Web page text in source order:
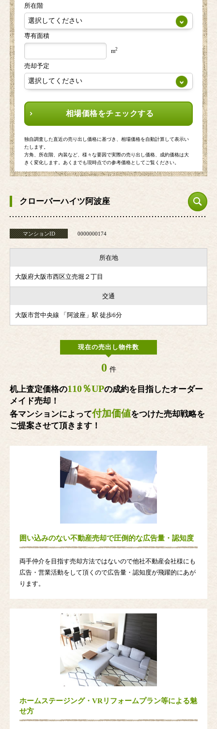
所在階
専有面積
m2
売却予定
相場価格をチェックする
独自調査した直近の売り出し価格に基づき、相場価格を自動計算して表示い
たします。
方角、所在階、内装など、様々な要因で実際の売り出し価格、成約価格は大
きく変化します。あくまでも現時点での参考価格としてご覧ください。
クローバーハイツ阿波座
マンションID 0000000174
所在地
大阪府大阪市西区立売堀２丁目
交通
大阪市営中央線 「阿波座」駅 徒歩6分
現在の売出し物件数
0 件
机上査定価格の110％UPの成約を目指したオーダー
メイド売却！
各マンションによって付加価値をつけた売却戦略を
ご提案させて頂きます！
囲い込みのない不動産売却で圧倒的な広告量・認知度
両手仲介を目指す売却方法ではないので他社不動産会社様にも
広告・営業活動をして頂くので広告量・認知度が飛躍的にあが
ります。
ホームステージング・VRリフォームプラン等による魅
せ方